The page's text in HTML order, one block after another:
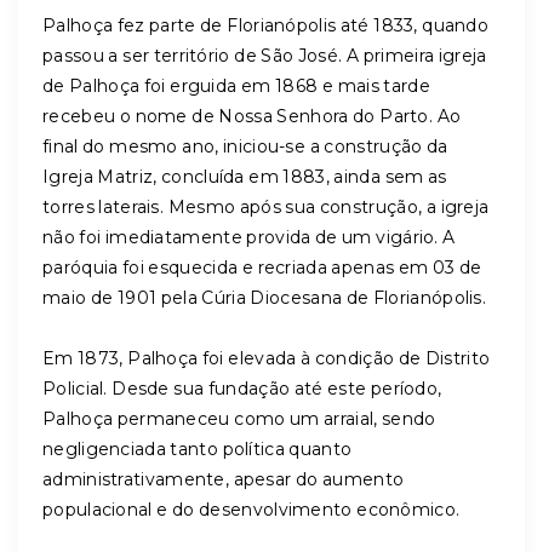
Palhoça fez parte de Florianópolis até 1833, quando
passou a ser território de São José. A primeira igreja
de Palhoça foi erguida em 1868 e mais tarde
recebeu o nome de Nossa Senhora do Parto. Ao
final do mesmo ano, iniciou-se a construção da
Igreja Matriz, concluída em 1883, ainda sem as
torres laterais. Mesmo após sua construção, a igreja
não foi imediatamente provida de um vigário. A
paróquia foi esquecida e recriada apenas em 03 de
maio de 1901 pela Cúria Diocesana de Florianópolis.
Em 1873, Palhoça foi elevada à condição de Distrito
Policial. Desde sua fundação até este período,
Palhoça permaneceu como um arraial, sendo
negligenciada tanto política quanto
administrativamente, apesar do aumento
populacional e do desenvolvimento econômico.